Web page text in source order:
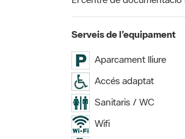
Serveis de l’equipament
Aparcament lliure
Accés adaptat
Sanitaris / WC
Wifi